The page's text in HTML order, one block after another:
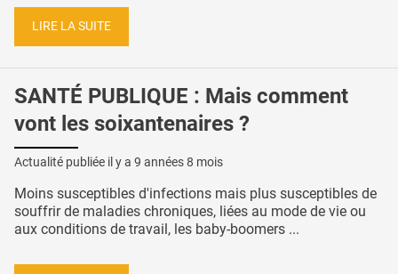
LIRE LA SUITE
SANTÉ PUBLIQUE : Mais comment
vont les soixantenaires ?
Actualité publiée il y a 9 années 8 mois
Moins susceptibles d'infections mais plus susceptibles de
souffrir de maladies chroniques, liées au mode de vie ou
aux conditions de travail, les baby-boomers ...